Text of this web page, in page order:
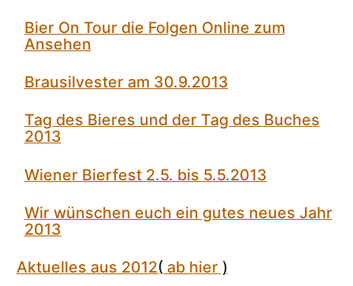
Bier On Tour die Folgen Online zum
Ansehen
Brausilvester am 30.9.2013
Tag des Bieres und der Tag des Buches
2013
Wiener Bierfest 2.5. bis 5.5.2013
Wir wünschen euch ein gutes neues Jahr
2013
Aktuelles aus 2012( ab hier)